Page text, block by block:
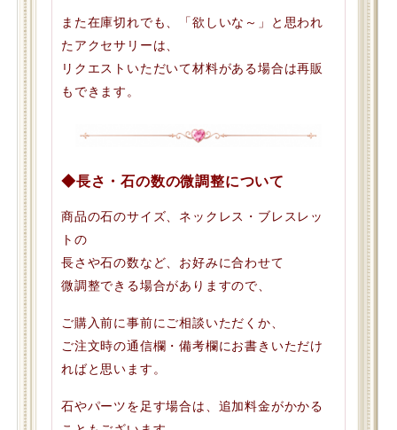
また在庫切れでも、「欲しいな～」と思われ
たアクセサリーは、
リクエストいただいて材料がある場合は再販
もできます。
◆長さ・石の数の微調整について
商品の石のサイズ、ネックレス・ブレスレッ
トの
長さや石の数など、お好みに合わせて
微調整できる場合がありますので、
ご購入前に事前にご相談いただくか、
ご注文時の通信欄・備考欄にお書きいただけ
ればと思います。
石やパーツを足す場合は、追加料金がかかる